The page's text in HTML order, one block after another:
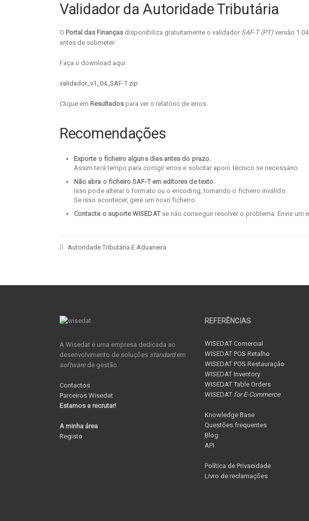
Validador da Autoridade Tributária
O Portal das Finanças disponibiliza gratuitamente o validador SAF-T (PT) versão
antes de submeter.
Faça o download aqui:
validador_v1_04_SAF-T.zip
Clique em Resultados para ver o relatório de erros.
Recomendações
Exporte o ficheiro alguns dias antes do prazo.
Assim terá tempo para corrigir erros e solicitar apoio técnico se necessário.
Não abra o ficheiro SAF-T em editores de texto.
Isso pode alterar o formato ou o encoding, tornando o ficheiro inválido.
Se isso acontecer, gere um novo ficheiro.
Contacte o suporte WISEDATse não conseguir resolver o problema. Envie um
Autoridade Tributária E Aduaneira
A Wisedat é uma empresa dedicada ao
desenvolvimento de soluções standardem
softwarede gestão.
Contactos
Parceiros Wisedat
Estamos a recrutar!
A minha área
Registo
REFERÊNCIAS
WISEDAT Comercial
WISEDAT POS Retalho
WISEDAT POS Restauração
WISEDAT Inventory
WISEDAT Table Orders
WISEDAT for E-Commerce
Knowledge Base
Questões frequentes
Blog
API
Política de Privacidade
Livro de reclamações